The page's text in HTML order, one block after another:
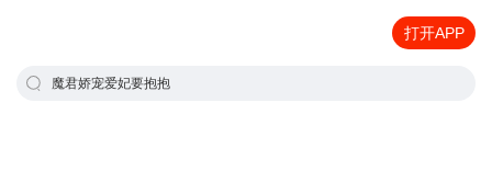
打开APP
魔君娇宠爱妃要抱抱